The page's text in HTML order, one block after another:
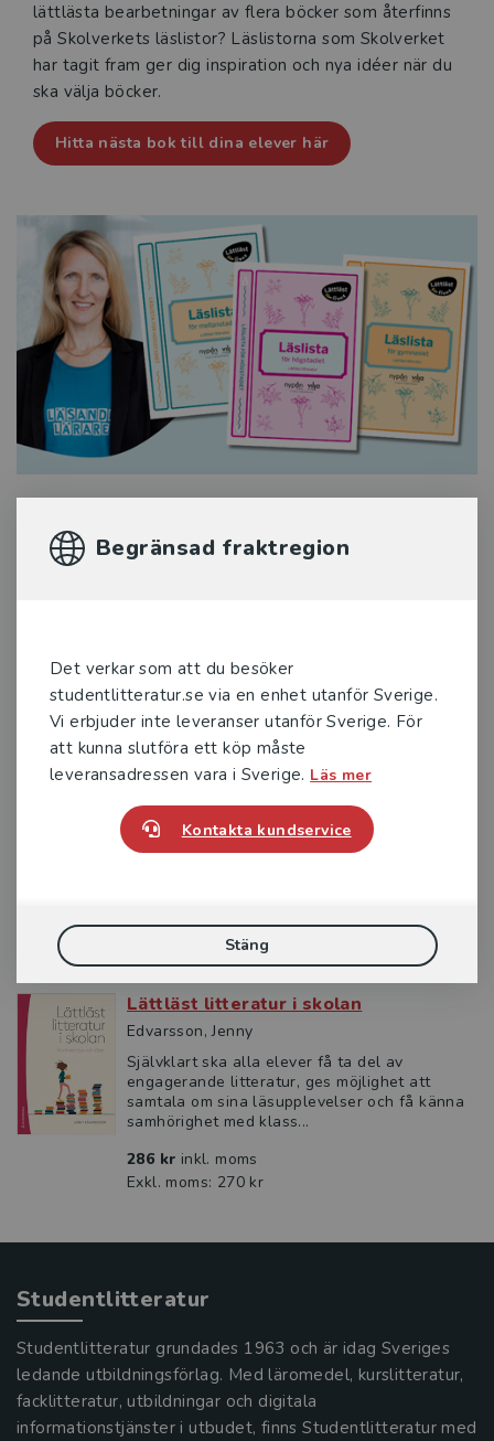
Begränsad fraktregion
Det verkar som att du besöker
studentlitteratur.se via en enhet utanför Sverige.
Vi erbjuder inte leveranser utanför Sverige. För
att kunna slutföra ett köp måste
leveransadressen vara i Sverige. Läs mer
Kontakta kundservice
Stäng
lättlästa bearbetningar av flera böcker som återfinns
på Skolverkets läslistor? Läslistorna som Skolverket
har tagit fram ger dig inspiration och nya idéer när du
ska välja böcker.
Hitta nästa bok till dina elever här
Läslistor med lättläst
litteratur
elever i skolans läsundervisning. Listorna är kurerade
av Jenny Edvardsson – lärare, författare och
litteraturpedagog.
Ladda ner läslistorna här (PDF)
Relaterade böcker
Lättläst litteratur i skolan
Edvarsson, Jenny
Självklart ska alla elever få ta del av
engagerande litteratur, ges möjlighet att
samtala om sina läsupplevelser och få känna
samhörighet med klass...
286 kr inkl. moms
Exkl. moms: 270 kr
Studentlitteratur
Studentlitteratur grundades 1963 och är idag Sveriges
ledande utbildningsförlag. Med läromedel, kurslitteratur,
facklitteratur, utbildningar och digitala
informationstjänster i utbudet, finns Studentlitteratur med